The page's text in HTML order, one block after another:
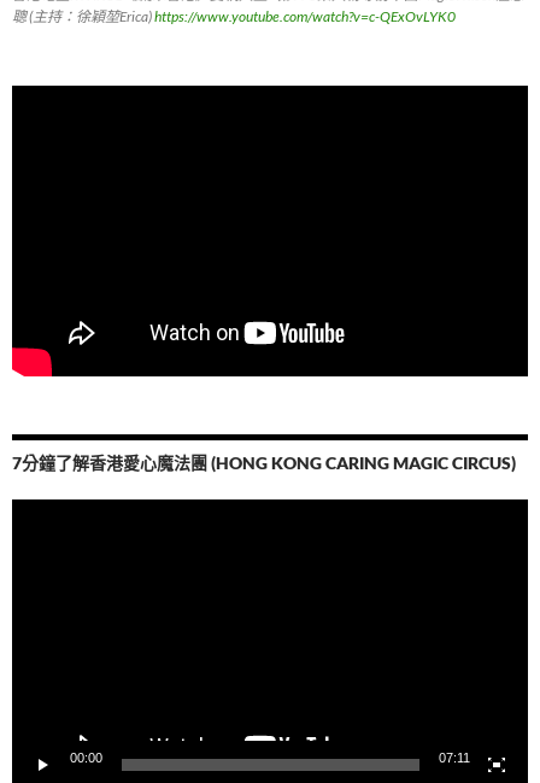
聰 (主持：徐穎堃Erica)https://www.youtube.com/watch?v=c-QExOvLYK0
7分鐘了解香港愛心魔法團 (HONG KONG CARING MAGIC CIRCUS)
00:00 07:11